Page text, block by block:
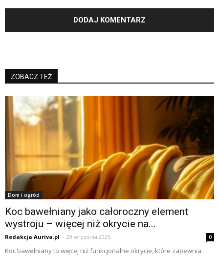
ZOBACZ TEŻ
Dom i ogród
Koc bawełniany jako całoroczny element
wystroju – więcej niż okrycie na...
Redakcja Auriva.pl - 29 września 2025 0
Koc bawełniany to więcej niż funkcjonalne okrycie, które zapewnia